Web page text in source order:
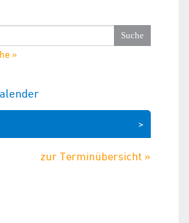
»
>
zur Terminübersicht »